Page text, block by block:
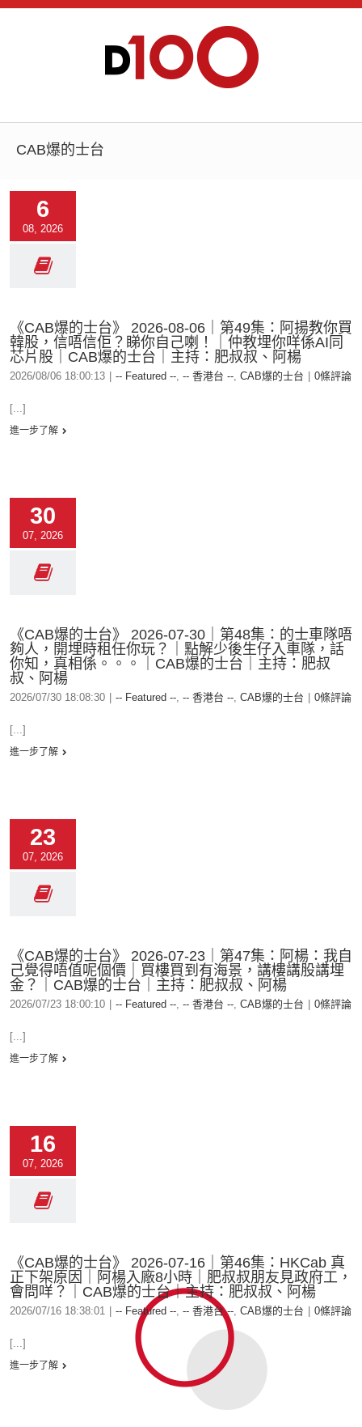
CAB爆的士台
6
08, 2026
《CAB爆的士台》 2026-08-06｜第49集：阿揚教你買
韓股，信唔信佢？睇你自己喇！｜仲教埋你咩係AI同
芯片股｜CAB爆的士台｜主持：肥叔叔、阿楊
2026/08/06 18:00:13 -- Featured --, -- 香港台 --, CAB爆的士台 0條評論
[...]
進一步了解
30
07, 2026
《CAB爆的士台》 2026-07-30｜第48集：的士車隊唔
夠人，開埋時租任你玩？｜點解少後生仔入車隊，話
你知，真相係。。。｜CAB爆的士台｜主持：肥叔
叔、阿楊
2026/07/30 18:08:30 -- Featured --, -- 香港台 --, CAB爆的士台 0條評論
[...]
進一步了解
23
07, 2026
《CAB爆的士台》 2026-07-23｜第47集：阿楊：我自
己覺得唔值呢個價｜買樓買到有海景，講樓講股講埋
金？｜CAB爆的士台｜主持：肥叔叔、阿楊
2026/07/23 18:00:10 -- Featured --, -- 香港台 --, CAB爆的士台 0條評論
[...]
進一步了解
16
07, 2026
《CAB爆的士台》 2026-07-16｜第46集：HKCab 真
正下架原因｜阿楊入廠8小時｜肥叔叔朋友見政府工，
會問咩？｜CAB爆的士台｜主持：肥叔叔、阿楊
2026/07/16 18:38:01 -- Featured --, -- 香港台 --, CAB爆的士台 0條評論
[...]
進一步了解